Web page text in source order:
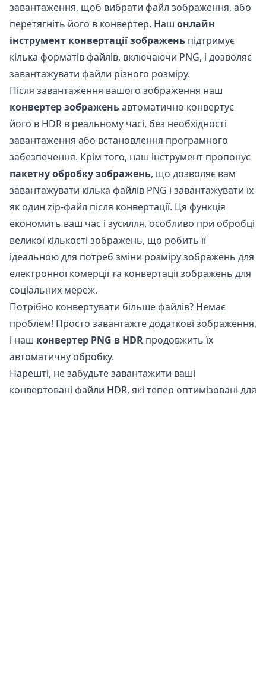
завантаження, щоб вибрати файл зображення, або
перетягніть його в конвертер. Наш онлайн
інструмент конвертації зображень підтримує
кілька форматів файлів, включаючи PNG, і дозволяє
завантажувати файли різного розміру.
Після завантаження вашого зображення наш
конвертер зображеньавтоматично конвертує
його в HDR в реальному часі, без необхідності
завантаження або встановлення програмного
забезпечення. Крім того, наш інструмент пропонує
пакетну обробку зображень, що дозволяє вам
завантажувати кілька файлів PNG і завантажувати їх
як один zip-файл після конвертації. Ця функція
економить ваш час і зусилля, особливо при обробці
великої кількості зображень, що робить її
ідеальною для потреб зміни розміру зображень для
електронної комерції та конвертації зображень для
соціальних мереж.
Потрібно конвертувати більше файлів? Немає
проблем! Просто завантажте додаткові зображення,
і наш конвертер PNG в HDR продовжить їх
автоматичну обробку.
Нарешті, не забудьте завантажити ваші
конвертовані файли HDR, які тепер оптимізовані для